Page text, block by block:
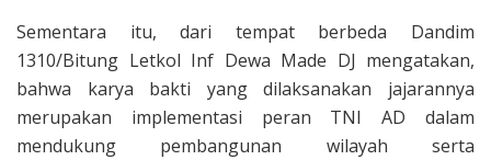
Sementara itu, dari tempat berbeda Dandim
1310/Bitung Letkol Inf Dewa Made DJ mengatakan,
bahwa karya bakti yang dilaksanakan jajarannya
merupakan implementasi peran TNI AD dalam
mendukung pembangunan wilayah serta